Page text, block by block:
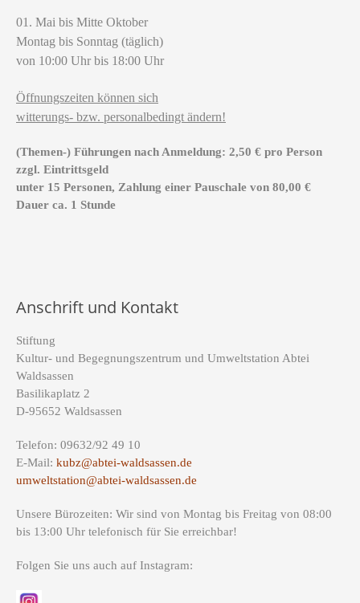
01. Mai bis Mitte Oktober
Montag bis Sonntag (täglich)
von 10:00 Uhr bis 18:00 Uhr
Öffnungszeiten können sich
witterungs- bzw. personalbedingt ändern!
(Themen-) Führungen nach Anmeldung: 2,50 € pro Person
zzgl. Eintrittsgeld
unter 15 Personen, Zahlung einer Pauschale von 80,00 €
Dauer ca. 1 Stunde
Anschrift und Kontakt
Stiftung
Kultur- und Begegnungszentrum und Umweltstation Abtei
Waldsassen
Basilikaplatz 2
D-95652 Waldsassen
Telefon: 09632/92 49 10
E-Mail: kubz@abtei-waldsassen.de
umweltstation@abtei-waldsassen.de
Unsere Bürozeiten: Wir sind von Montag bis Freitag von 08:00
bis 13:00 Uhr telefonisch für Sie erreichbar!
Folgen Sie uns auch auf Instagram: